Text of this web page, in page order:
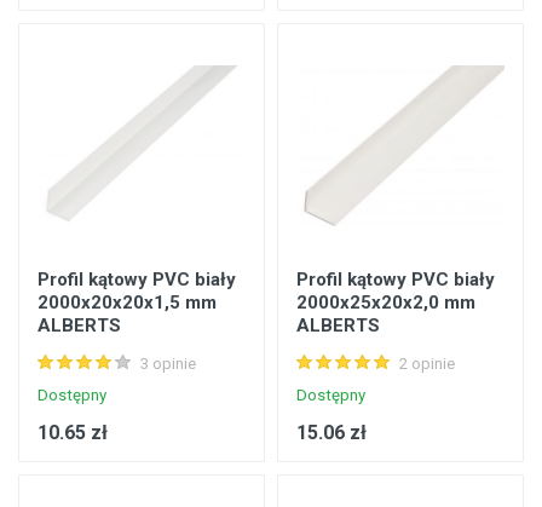
Profil kątowy PVC biały
2000x20x20x1,5 mm
ALBERTS
3 opinie
Dostępny
10.65 zł
Profil kątowy PVC biały
2000x25x20x2,0 mm
ALBERTS
2 opinie
Dostępny
15.06 zł